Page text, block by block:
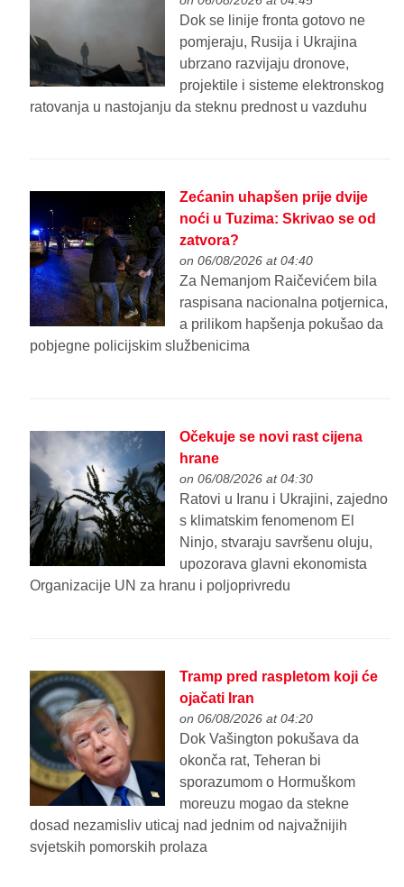
Dok se linije fronta gotovo ne
pomjeraju, Rusija i Ukrajina
ubrzano razvijaju dronove,
projektile i sisteme elektronskog
ratovanja u nastojanju da steknu prednost u vazduhu
Zećanin uhapšen prije dvije
noći u Tuzima: Skrivao se od
zatvora?
on 06/08/2026 at 04:40
Za Nemanjom Raičevićem bila
raspisana nacionalna potjernica,
a prilikom hapšenja pokušao da
pobjegne policijskim službenicima
Očekuje se novi rast cijena
hrane
on 06/08/2026 at 04:30
Ratovi u Iranu i Ukrajini, zajedno
s klimatskim fenomenom El
Ninjo, stvaraju savršenu oluju,
upozorava glavni ekonomista
Organizacije UN za hranu i poljoprivredu
Tramp pred raspletom koji će
ojačati Iran
on 06/08/2026 at 04:20
Dok Vašington pokušava da
okonča rat, Teheran bi
sporazumom o Hormuškom
moreuzu mogao da stekne
dosad nezamisliv uticaj nad jednim od najvažnijih
svjetskih pomorskih prolaza